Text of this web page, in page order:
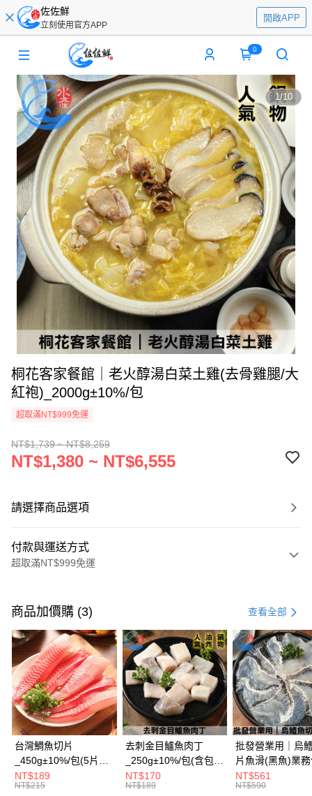
佐佐鮮
立刻使用官方APP
開啟APP
0
1/10
桐花客家餐館｜老火醇湯白菜土雞(去骨雞腿/大
紅袍)_2000g±10%/包
超取滿NT$999免運
NT$1,739 ~ NT$8,259
NT$1,380 ~ NT$6,555
請選擇商品選項
付款與運送方式
超取滿NT$999免運
信用卡一次付款
信用卡分期付款
3 期 0 利率 每期NT$460 21家銀行
合作金庫商業銀行
第一商業銀行
華南商業銀行
彰化商業銀行
上海商業儲蓄銀行
台北富邦商業銀行
國泰世華商業銀行
兆豐國際商業銀行
臺灣中小企業銀行
台中商業銀行
匯豐（台灣）商業銀行
華泰商業銀行
聯邦商業銀行
遠東國際商業銀行
元大商業銀行
6 期 0 利率 每期NT$230 21家銀行
合作金庫商業銀行
第一商業銀行
華南商業銀行
彰化商業銀行
上海商業儲蓄銀行
台北富邦商業銀行
國泰世華商業銀行
兆豐國際商業銀行
臺灣中小企業銀行
台中商業銀行
匯豐（台灣）商業銀行
聯邦商業銀行
LINE Pay
Apple Pay
街口支付
悠遊付
商品加價購 (3) 查看全部
台灣鯛魚切片
_450g±10%/包(5片
入)_4~5人份
NT$189
NT$215
去刺金目鱸魚肉丁
_250g±10%/包(含包冰
20%)
NT$170
NT$189
批發營業用｜烏
片魚滑(黑魚)業
_1000g±10%/包
NT$561
NT$590